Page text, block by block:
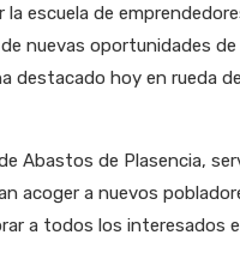
escuela de
nuevas oportunidades
hoy en rueda
Abastos de Plasencia,
acoger a nuevos
a todos los interesados